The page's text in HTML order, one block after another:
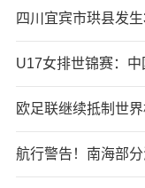
四川宜宾市珙县发
U17女排世锦赛：
欧足联继续抵制世界
航行警告！南海部